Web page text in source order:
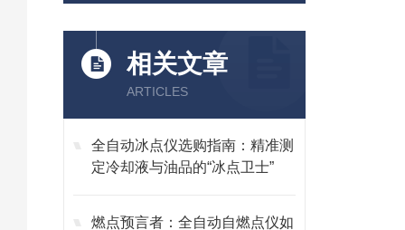
相关文章
ARTICLES
全自动冰点仪选购指南：精准测
定冷却液与油品的“冰点卫士”
燃点预言者：全自动自燃点仪如